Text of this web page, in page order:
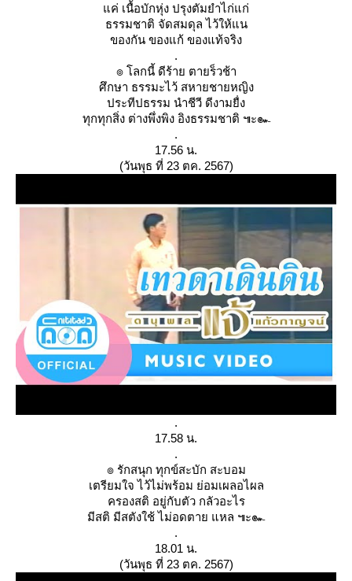
ค่ เนื้อบักหุ่ง ปรุงตัมยำไก่แก่
ธรรมชาติ จัดสมดุล ไว้ให้แน
ของกัน ของแก้ ของแท้จริง
.
๏ โลกนี้ ดีร้าย ตายร็วช้า
ศึกษา ธรรมะไว้ สหายชายหญิง
ประทีปธรรม นำชีวี ดีงามยื่ง
ทุกทุกสิ่ง ต่างพึ่งพิง อิงธรรมชาติ ๚ะ๛
.
17.56 น.
(วันพุธ ที่ 23 ตค. 2567)
.
17.58 น.
.
๏ รักสนุก ทุกข์สะบัก สะบอม
เตรียมใจ ไว้ไม่พร้อม ย่อมเผลอไผล
ครองสติ อยู่กับตัว กลัวอะไร
มีสติ มีสตังใช้ ไม่อดตาย แหล ๚ะ๛
.
18.01 น.
(วันพุธ ที่ 23 ตค. 2567)